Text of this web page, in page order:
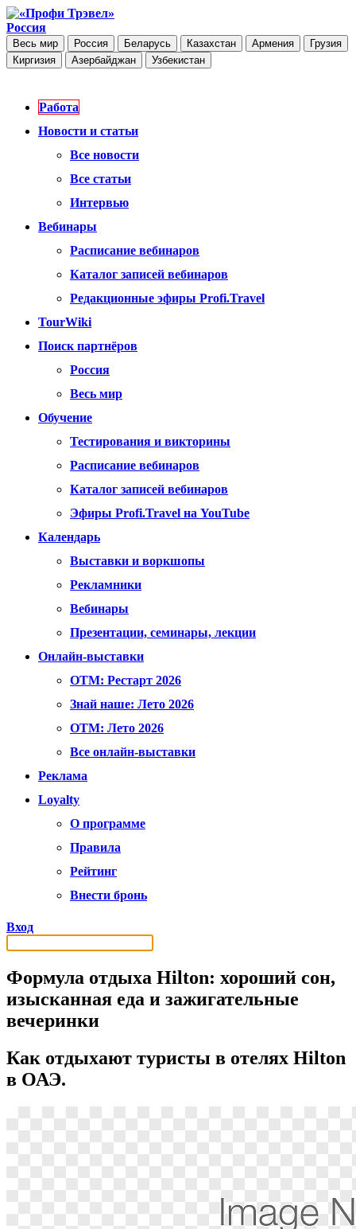
Россия
Весь мир Россия Беларусь Казахстан Армения
Грузия
Киргизия
Азербайджан Узбекистан
Работа
Новости и статьи
Все новости
Все статьи
Интервью
Вебинары
Расписание вебинаров
Каталог записей вебинаров
Редакционные эфиры Profi.Travel
TourWiki
Поиск партнёров
Россия
Весь мир
Обучение
Тестирования и викторины
Расписание вебинаров
Каталог записей вебинаров
Эфиры Profi.Travel на YouTube
Календарь
Выставки и воркшопы
Рекламники
Вебинары
Презентации, семинары, лекции
Онлайн-выставки
OTM: Рестарт 2026
Знай наше: Лето 2026
OTM: Лето 2026
Все онлайн-выставки
Реклама
Loyalty
О программе
Правила
Рейтинг
Внести бронь
Вход
Формула отдыха Hilton: хороший сон,
изысканная еда и зажигательные
вечеринки
Как отдыхают туристы в отелях Hilton
в ОАЭ.